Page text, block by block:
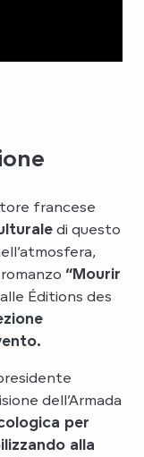
francese
di questo
“Mourir
Éditions des
dell’Armada
per
alla